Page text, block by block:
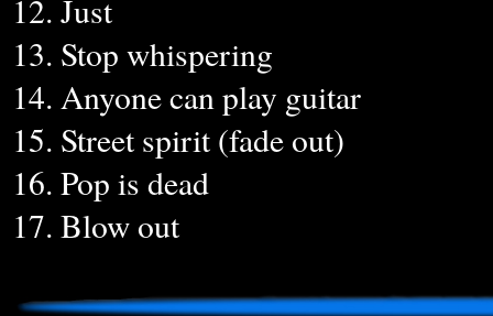
12. Just
13. Stop whispering
14. Anyone can play guitar
15. Street spirit (fade out)
16. Pop is dead
17. Blow out